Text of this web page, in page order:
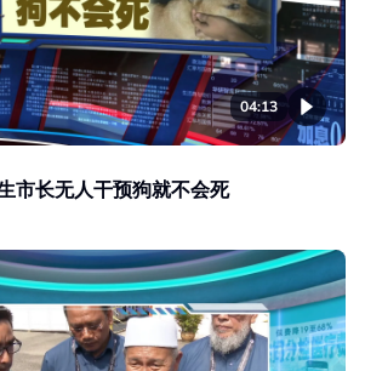
04:13
市长无人干预狗就不会死